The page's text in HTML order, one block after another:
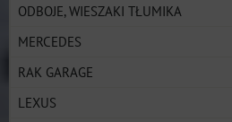
ODBOJE, WIESZAKI TŁUMIKA
MERCEDES
RAK GARAGE
LEXUS